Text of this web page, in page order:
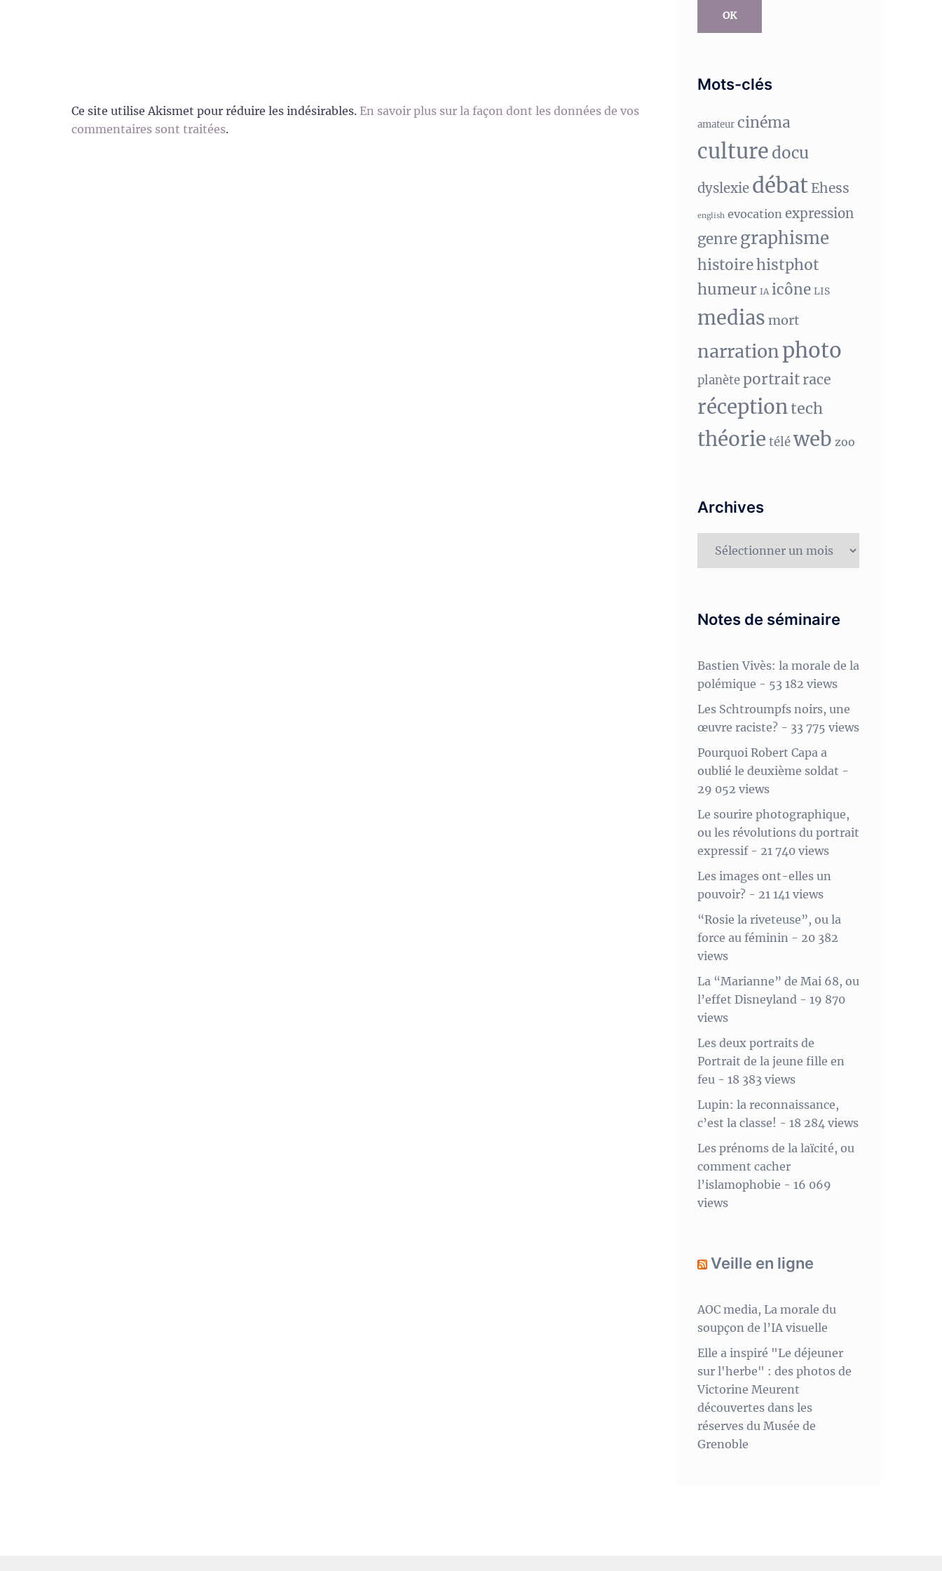
Ce site utilise Akismet pour réduire les indésirables. En savoir plus sur la façon dont les données de vos
commentaires sont traitées.
OK
Mots-clés
amateur cinéma
culture docu
dyslexie débat Ehess
english evocation expression
genre graphisme
histoirehistphot
humeur IA icône LIS
medias mort
narrationphoto
planète portrait race
réceptiontech
théorie téléweb zoo
Archives
Notes de séminaire
Bastien Vivès: la morale de la
polémique - 53 182 views
Les Schtroumpfs noirs, une
œuvre raciste?- 33 775 views
Pourquoi Robert Capa a
oublié le deuxième soldat -
29 052 views
Le sourire photographique,
ou les révolutions du portrait
expressif- 21 740 views
Les images ont-elles un
pouvoir?- 21 141 views
“Rosie la riveteuse”, ou la
force au féminin - 20 382
views
La “Marianne” de Mai 68, ou
l’effet Disneyland - 19 870
views
Les deux portraits de
Portrait de la jeune fille en
feu - 18 383 views
Lupin: la reconnaissance,
c’est la classe! - 18 284 views
Les prénoms de la laïcité, ou
comment cacher
l’islamophobie - 16 069
views
Veille en ligne
AOC media, La morale du
soupçon de l’IA visuelle
Elle a inspiré "Le déjeuner
sur l'herbe" : des photos de
Victorine Meurent
découvertes dans les
réserves du Musée de
Grenoble